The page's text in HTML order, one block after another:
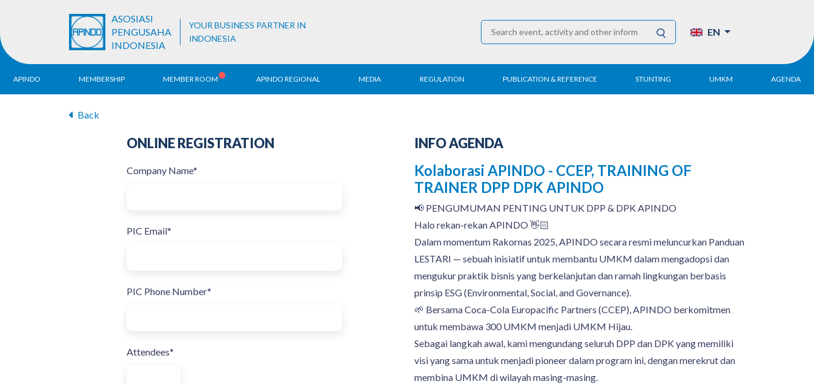
ASOSIASI
PENGUSAHA
INDONESIA
YOUR BUSINESS PARTNER IN
INDONESIA
EN
APINDO MEMBERSHIP
ALB Register
MEMBER ROOM APINDO REGIONAL
Contact
MEDIA REGULATION
COVID-19
PUBLICATION & REFERENCE STUNTING UMKM
DPN/DPP/DPK
Activity
Publications
AGENDA
Back
ONLINE REGISTRATION
Company Name*
PIC Email*
PIC Phone Number*
Attendees*
INFO AGENDA
Kolaborasi APINDO - CCEP, TRAINING OF
TRAINER DPP DPK APINDO
📢 PENGUMUMAN PENTING UNTUK DPP & DPK APINDO
Halo rekan-rekan APINDO 👋🏻
Dalam momentum Rakornas 2025, APINDO secara resmi meluncurkan Panduan
LESTARI — sebuah inisiatif untuk membantu UMKM dalam mengadopsi dan
mengukur praktik bisnis yang berkelanjutan dan ramah lingkungan berbasis
prinsip ESG (Environmental, Social, and Governance).
🌱 Bersama Coca-Cola Europacific Partners (CCEP), APINDO berkomitmen
untuk membawa 300 UMKM menjadi UMKM Hijau.
Sebagai langkah awal, kami mengundang seluruh DPP dan DPK yang memiliki
visi yang sama untuk menjadi pioneer dalam program ini, dengan merekrut dan
membina UMKM di wilayah masing-masing.